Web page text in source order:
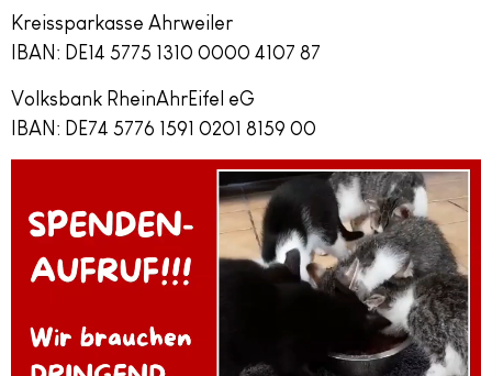
Kreissparkasse Ahrweiler
IBAN: DE14 5775 1310 0000 4107 87
Volksbank RheinAhrEifel eG
IBAN: DE74 5776 1591 0201 8159 00